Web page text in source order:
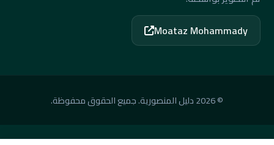
Moataz Mohammady
© 2026 دليل المنصورية. جميع الحقوق محفوظة.